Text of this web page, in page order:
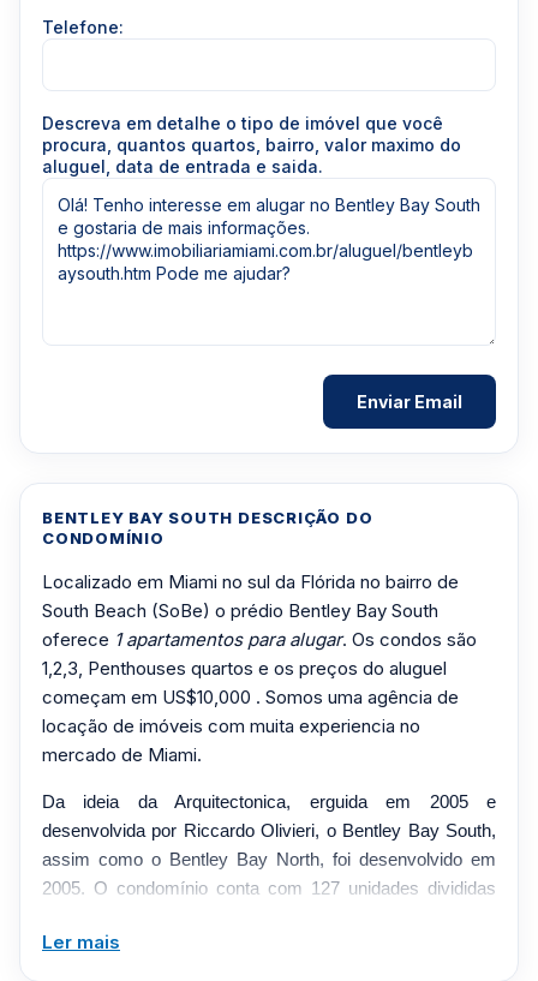
BENTLEY BAY SOUTH DESCRIÇÃO DO
CONDOMÍNIO
Localizado em Miami no sul da Flórida no bairro de
South Beach (SoBe) o prédio Bentley Bay South
oferece 1 apartamentos para alugar. Os condos são
1,2,3, Penthouses quartos e os preços do aluguel
começam em US$10,000 . Somos uma agência de
locação de imóveis com muita experiencia no
mercado de Miami.
Da ideia da Arquitectonica, erguida em 2005 e
desenvolvida por Riccardo Olivieri, o Bentley Bay South,
assim como o Bentley Bay North, foi desenvolvido em
2005. O condomínio conta com 127 unidades divididas
esteja, com certeza você receberá muitos elogios. Com
Ler mais
Telefone:
Descreva em detalhe o tipo de imóvel que você
procura, quantos quartos, bairro, valor maximo do
aluguel, data de entrada e saida.